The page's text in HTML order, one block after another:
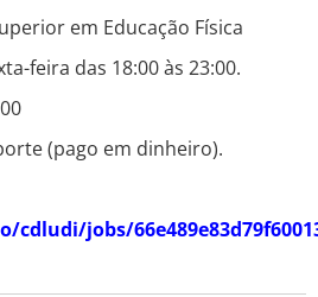
em Educação Física
feira das 18:00 às 23:00.
(pago em dinheiro).
jobs/